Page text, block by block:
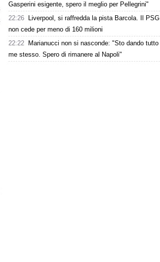
Gasperini esigente, spero il meglio per Pellegrini"
22:26
Liverpool, si raffredda la pista Barcola. Il PSG
non cede per meno di 160 milioni
22:22
Marianucci non si nasconde: "Sto dando tutto
me stesso. Spero di rimanere al Napoli"